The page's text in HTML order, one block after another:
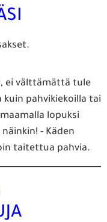
ei välttämättä tule
pahvikiekoilla tai
lopuksi
- Käden
taitettua pahvia.